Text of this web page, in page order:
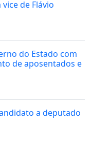
de Flávio
do Estado com
de aposentados e
a deputado